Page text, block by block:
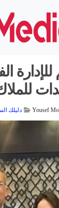
للإدارة
دليلك